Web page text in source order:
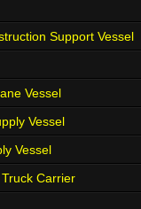
Support Vessel
Vessel
Vessel
Vessel
Carrier